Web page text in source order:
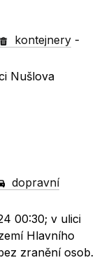
kontejnery -
Nušlova
dopravní
00:30; v ulici
Hlavního
zranění osob.